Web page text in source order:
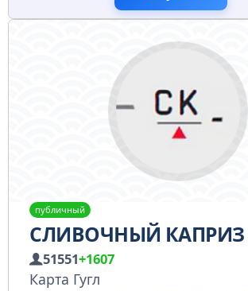
публичный
СЛИВОЧНЫЙ КАПРИЗ
51551+1607
Карта Гугл